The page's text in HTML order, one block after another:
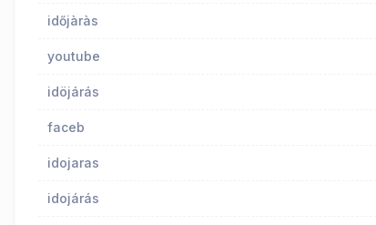
időjàràs
youtube
idöjárás
faceb
idojaras
idojárás